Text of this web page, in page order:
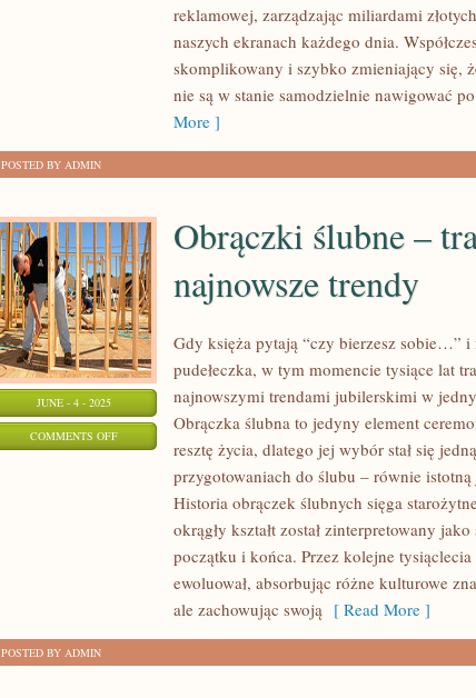
NOWOCZESNEJ
reklamowej, zarządzając miliardami
naszych ekranach każdego dnia.
skomplikowany i szybko zmieniający się,
nie są w stanie samodzielnie nawigować
More ]
POSTED BY ADMIN
JUNE - 4 - 2025
COMMENTS OFFON
Obrączki ślubne –
najnowsze trendy
Gdy księża pytają “czy bierzesz sobie…” i
pudełeczka, w tym momencie tysiące lat
najnowszymi trendami jubilerskimi w
Obrączka ślubna to jedyny element
resztę życia, dlatego jej wybór stał się
przygotowaniach do ślubu – równie
Historia obrączek ślubnych sięga
okrągły kształt został zinterpretowany
początku i końca. Przez kolejne
ewoluował, absorbując różne kulturowe
ale zachowując swoją [ Read More ]
POSTED BY ADMIN